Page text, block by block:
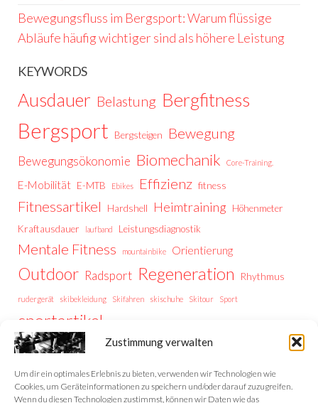
Zustimmung verwalten
Um dir ein optimales Erlebnis zu bieten, verwenden wir Technologien wie
Cookies, um Geräteinformationen zu speichern und/oder darauf zuzugreifen.
Wenn du diesen Technologien zustimmst, können wir Daten wie das
Bewegungsfluss im Bergsport: Warum flüssige
Abläufe häufig wichtiger sind als höhere Leistung
KEYWORDS
Ausdauer Belastung Bergfitness
Bergsport Bergsteigen Bewegung
Bewegungsökonomie Biomechanik Core-Training.
E-Mobilität E-MTB Ebikes Effizienz fitness
Fitnessartikel Hardshell Heimtraining
Höhenmeter
Kraftausdauer
laufband Leistungsdiagnostik
Mentale Fitness mountainbike Orientierung
Outdoor Radsport Regeneration Rhythmus
rudergerät skibekleidung Skifahren skischuhe Skitour Sport
sportartikel
Trainingssteuerung
Trainingstipps Trekking Trekking Vorbereitung